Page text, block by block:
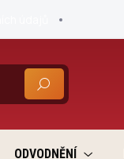
HLEDAT
ODVODNĚNÍ